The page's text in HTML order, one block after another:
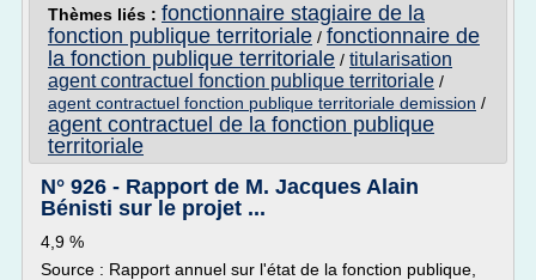
Thèmes liés : fonctionnaire stagiaire de la
fonction publique territoriale / fonctionnaire de
la fonction publique territoriale / titularisation
agent contractuel fonction publique territoriale /
agent contractuel fonction publique territoriale demission /
agent contractuel de la fonction publique
territoriale
N° 926 - Rapport de M. Jacques Alain
Bénisti sur le projet ...
4,9 %
Source : Rapport annuel sur l'état de la fonction publique,